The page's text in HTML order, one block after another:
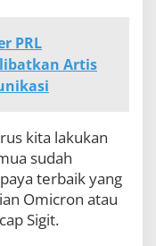
PRL
Artis
kita lakukan
sudah
terbaik yang
Omicron atau
Sigit.